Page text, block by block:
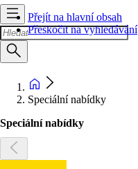
Přejít na hlavní obsah
Přeskočit na vyhledávání
Speciální nabídky
Speciální nabídky